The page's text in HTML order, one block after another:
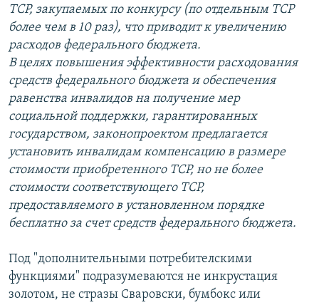
TCP, закупаемых по конкурсу (по отдельным TCP
более чем в 10 раз), что приводит к увеличению
расходов федерального бюджета.
В целях повышения эффективности расходования
средств федерального бюджета и обеспечения
равенства инвалидов на получение мер
социальной поддержки, гарантированных
государством, законопроектом предлагается
установить инвалидам компенсацию в размере
стоимости приобретенного TCP, но не более
стоимости соответствующего TCP,
предоставляемого в установленном порядке
бесплатно за счет средств федерального бюджета.
Под "дополнительными потребителскими
функциями" подразумеваются не инкрустация
золотом, не стразы Сваровски, бумбокс или